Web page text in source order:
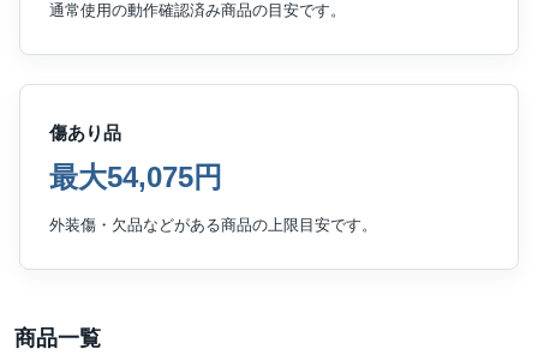
通常使用の動作確認済み商品の目安です。
傷あり品
最大54,075円
外装傷・欠品などがある商品の上限目安です。
商品一覧